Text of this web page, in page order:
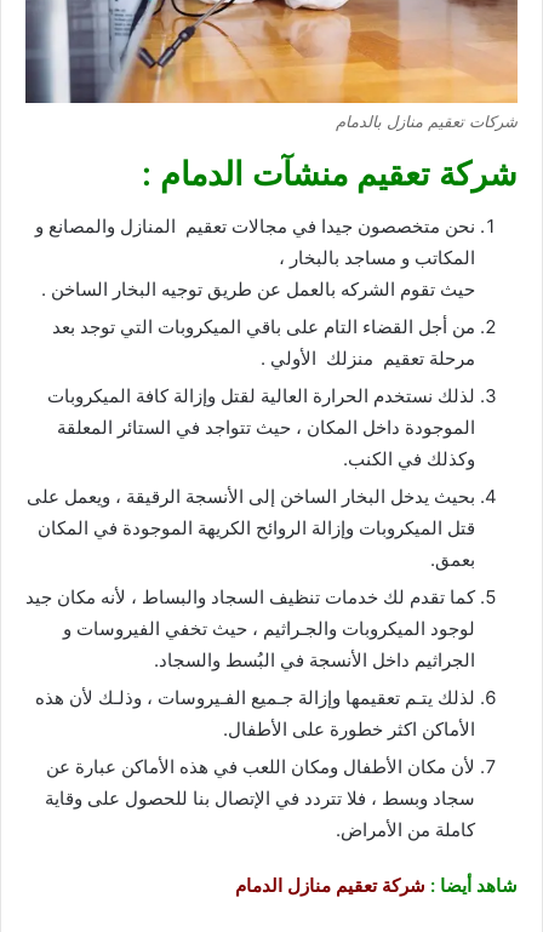
شركات تعقيم منازل بالدمام
شركة تعقيم منشآت الدمام :
نحن متخصصون جيدا في مجالات تعقيم المنازل والمصانع و
المكاتب و مساجد بالبخار ،
حيث تقوم الشركه بالعمل عن طريق توجيه البخار الساخن .
من أجل القضاء التام على باقي الميكروبات التي توجد بعد
مرحلة تعقيم منزلك الأولي .
لذلك نستخدم الحرارة العالية لقتل وإزالة كافة الميكروبات
الموجودة داخل المكان ، حيث تتواجد في الستائر المعلقة
وكذلك في الكنب.
بحيث يدخل البخار الساخن إلى الأنسجة الرقيقة ، ويعمل على
قتل الميكروبات وإزالة الروائح الكريهة الموجودة في المكان
بعمق.
كما تقدم لك خدمات تنظيف السجاد والبساط ، لأنه مكان جيد
لوجود الميكروبات والجـراثيم ، حيث تخفي الفيروسات و
الجراثيم داخل الأنسجة في البُسط والسجاد.
لذلك يتـم تعقيمها وإزالة جـميع الفـيروسات ، وذلـك لأن هذه
الأماكن اكثر خطورة على الأطفال.
لأن مكان الأطفال ومكان اللعب في هذه الأماكن عبارة عن
سجاد وبسط ، فلا تتردد في الإتصال بنا للحصول على وقاية
كاملة من الأمراض.
شاهد أيضا : شركة تعقيم منازل الدمام